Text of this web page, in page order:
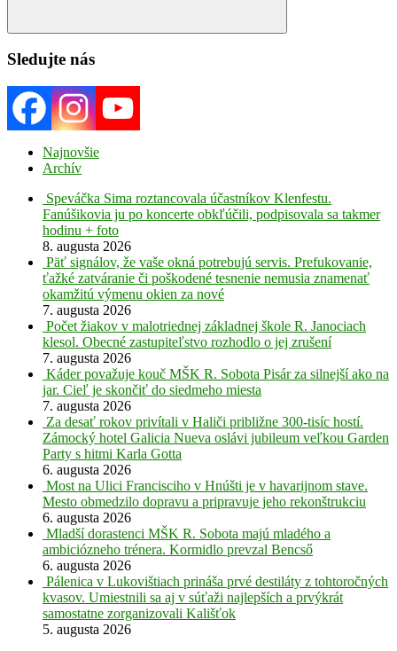
Search
Sledujte nás
Najnovšie
Archív
Speváčka Sima roztancovala účastníkov Klenfestu.
Fanúšikovia ju po koncerte obkľúčili, podpisovala sa takmer
hodinu + foto
8. augusta 2026
Päť signálov, že vaše okná potrebujú servis. Prefukovanie,
ťažké zatváranie či poškodené tesnenie nemusia znamenať
okamžitú výmenu okien za nové
7. augusta 2026
Počet žiakov v malotriednej základnej škole R. Janociach
klesol. Obecné zastupiteľstvo rozhodlo o jej zrušení
7. augusta 2026
Káder považuje kouč MŠK R. Sobota Pisár za silnejší ako na
jar. Cieľ je skončiť do siedmeho miesta
7. augusta 2026
Za desať rokov privítali v Haliči približne 300-tisíc hostí.
Zámocký hotel Galicia Nueva oslávi jubileum veľkou Garden
Party s hitmi Karla Gotta
6. augusta 2026
Most na Ulici Francisciho v Hnúšti je v havarijnom stave.
Mesto obmedzilo dopravu a pripravuje jeho rekonštrukciu
6. augusta 2026
Mladší dorastenci MŠK R. Sobota majú mladého a
ambiciózneho trénera. Kormidlo prevzal Bencső
6. augusta 2026
Pálenica v Lukovištiach prináša prvé destiláty z tohtoročných
kvasov. Umiestnili sa aj v súťaži najlepších a prvýkrát
samostatne zorganizovali Kališťok
5. augusta 2026